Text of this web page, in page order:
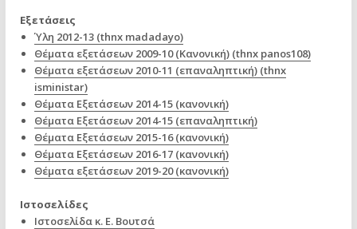
Εξετάσεις
Ύλη 2012-13 (thnx madadayo)
Θέματα εξετάσεων 2009-10 (Κανονική) (thnx panos108)
Θέματα εξετάσεων 2010-11 (επαναληπτική) (thnx
isministar)
Θέματα Εξετάσεων 2014-15 (κανονική)
Θέματα Εξετάσεων 2014-15 (επαναληπτική)
Θέματα Εξετάσεων 2015-16 (κανονική)
Θέματα Εξετάσεων 2016-17 (κανονική)
Θέματα εξετάσεων 2019-20 (κανονική)
Ιστοσελίδες
Ιστοσελίδα κ. Ε. Βουτσά